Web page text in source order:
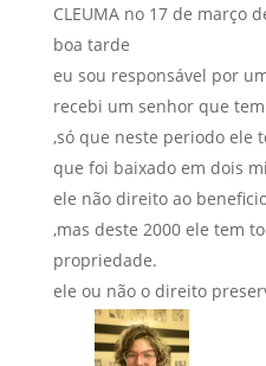
CLEUMA no 17 de março
boa tarde
eu sou responsável por
recebi um senhor que
,só que neste periodo ele
que foi baixado em dois
ele não direito ao
,mas deste 2000 ele tem
propriedade.
ele ou não o direito